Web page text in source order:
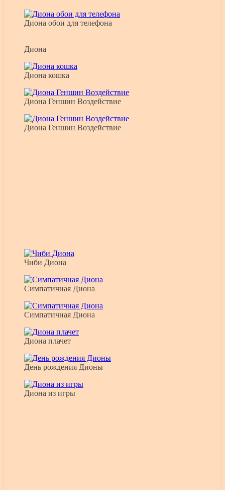
Диона обои для телефона
Диона
Диона кошка
Диона Геншин Воздействие
Диона Геншин Воздействие
Чиби Диона
Симпатичная Диона
Симпатичная Диона
Диона плачет
День рождения Дионы
Диона из игры